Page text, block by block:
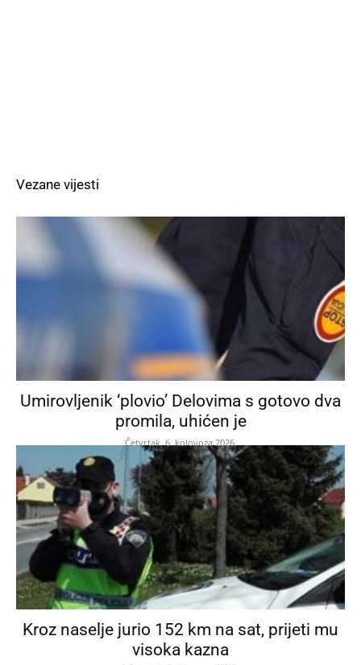
Vezane vijesti
Umirovljenik ‘plovio’ Delovima s gotovo dva
promila, uhićen je
Četvrtak, 6. kolovoza 2026.
Kroz naselje jurio 152 km na sat, prijeti mu
visoka kazna